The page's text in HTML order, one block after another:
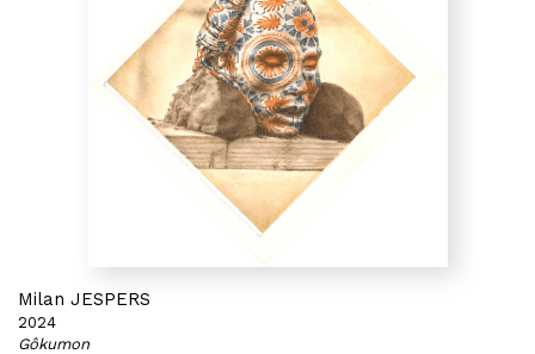
Milan JESPERS
2024
Gôkumon